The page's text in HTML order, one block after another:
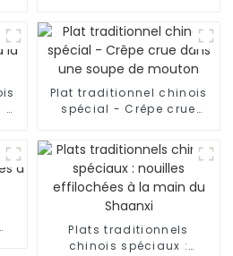
à
Plat traditionnel chinois
spécial - Crêpe crue
mouton
Plats traditionnels
chinois spéciaux :